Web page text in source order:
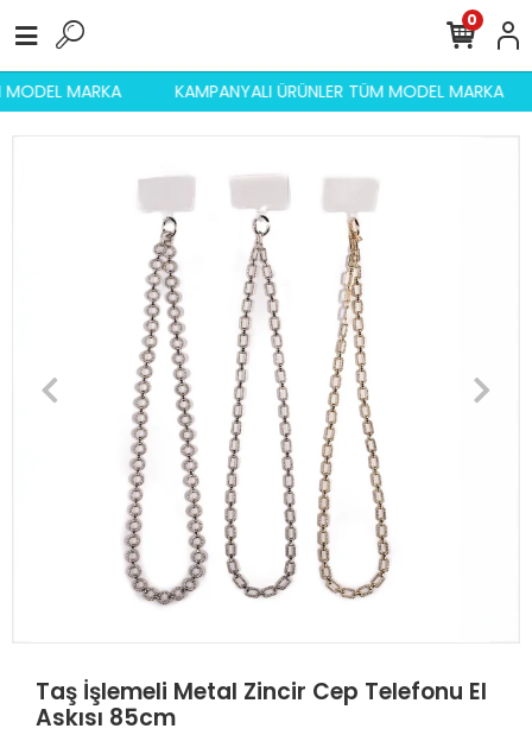
MODEL MARKA KAMPANYALI ÜRÜNLER TÜM MODEL MARKA
0
Taş İşlemeli Metal Zincir Cep Telefonu El
Askısı 85cm